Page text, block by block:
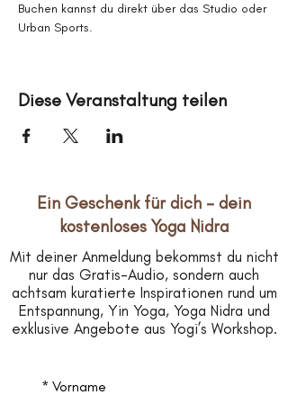
Buchen kannst du direkt über das Studio oder
Urban Sports.
Diese Veranstaltung teilen
Ein Geschenk für dich – dein
kostenloses Yoga Nidra
Mit deiner Anmeldung bekommst du nicht
nur das Gratis-Audio, sondern auch
achtsam kuratierte Inspirationen rund um
Entspannung, Yin Yoga, Yoga Nidra und
exklusive Angebote aus Yogi’s Workshop.
* Vorname